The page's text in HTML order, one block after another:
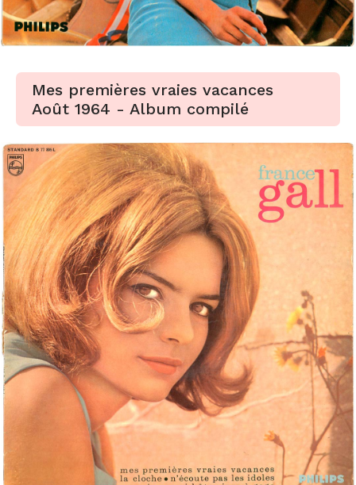
Mes premières vraies vacances
Août 1964 - Album compilé